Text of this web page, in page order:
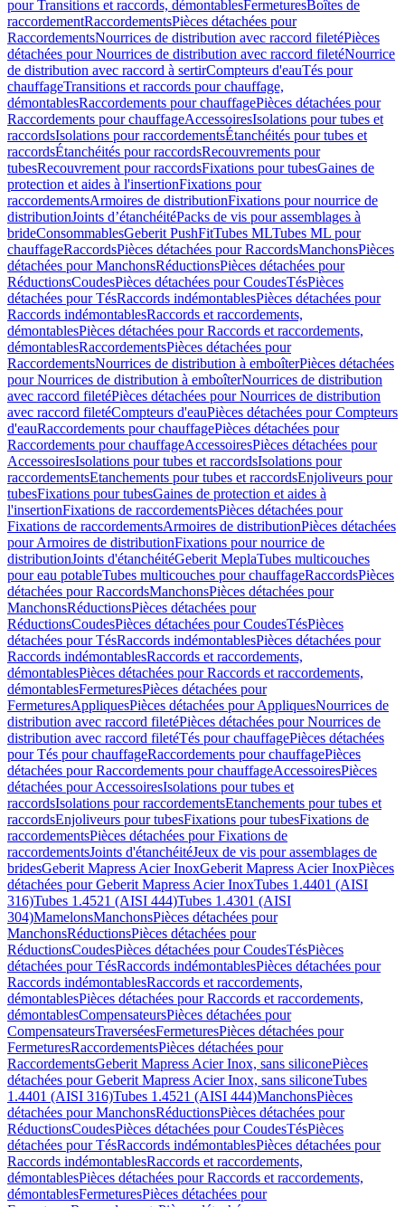
pour Transitions et raccords, démontablesFermeturesBoîtes de
raccordementRaccordementsPièces détachées pour
RaccordementsNourrices de distribution avec raccord filetéPièces
détachées pour Nourrices de distribution avec raccord filetéNourrice
de distribution avec raccord à sertirCompteurs d'eauTés pour
chauffageTransitions et raccords pour chauffage,
démontablesRaccordements pour chauffagePièces détachées pour
Raccordements pour chauffageAccessoiresIsolations pour tubes et
raccordsIsolations pour raccordementsÉtanchéités pour tubes et
raccordsÉtanchéités pour raccordsRecouvrements pour
tubesRecouvrement pour raccordsFixations pour tubesGaines de
protection et aides à l'insertionFixations pour
raccordementsArmoires de distributionFixations pour nourrice de
distributionJoints d’étanchéitéPacks de vis pour assemblages à
brideConsommablesGeberit PushFitTubes MLTubes ML pour
chauffageRaccordsPièces détachées pour RaccordsManchonsPièces
détachées pour ManchonsRéductionsPièces détachées pour
RéductionsCoudesPièces détachées pour CoudesTésPièces
détachées pour TésRaccords indémontablesPièces détachées pour
Raccords indémontablesRaccords et raccordements,
démontablesPièces détachées pour Raccords et raccordements,
démontablesRaccordementsPièces détachées pour
RaccordementsNourrices de distribution à emboîterPièces détachées
pour Nourrices de distribution à emboîterNourrices de distribution
avec raccord filetéPièces détachées pour Nourrices de distribution
avec raccord filetéCompteurs d'eauPièces détachées pour Compteurs
d'eauRaccordements pour chauffagePièces détachées pour
Raccordements pour chauffageAccessoiresPièces détachées pour
AccessoiresIsolations pour tubes et raccordsIsolations pour
raccordementsEtanchements pour tubes et raccordsEnjoliveurs pour
tubesFixations pour tubesGaines de protection et aides à
l'insertionFixations de raccordementsPièces détachées pour
Fixations de raccordementsArmoires de distributionPièces détachées
pour Armoires de distributionFixations pour nourrice de
distributionJoints d'étanchéitéGeberit MeplaTubes multicouches
pour eau potableTubes multicouches pour chauffageRaccordsPièces
détachées pour RaccordsManchonsPièces détachées pour
ManchonsRéductionsPièces détachées pour
RéductionsCoudesPièces détachées pour CoudesTésPièces
détachées pour TésRaccords indémontablesPièces détachées pour
Raccords indémontablesRaccords et raccordements,
démontablesPièces détachées pour Raccords et raccordements,
démontablesFermeturesPièces détachées pour
FermeturesAppliquesPièces détachées pour AppliquesNourrices de
distribution avec raccord filetéPièces détachées pour Nourrices de
distribution avec raccord filetéTés pour chauffagePièces détachées
pour Tés pour chauffageRaccordements pour chauffagePièces
détachées pour Raccordements pour chauffageAccessoiresPièces
détachées pour AccessoiresIsolations pour tubes et
raccordsIsolations pour raccordementsEtanchements pour tubes et
raccordsEnjoliveurs pour tubesFixations pour tubesFixations de
raccordementsPièces détachées pour Fixations de
raccordementsJoints d'étanchéitéJeux de vis pour assemblages de
bridesGeberit Mapress Acier InoxGeberit Mapress Acier InoxPièces
détachées pour Geberit Mapress Acier InoxTubes 1.4401 (AISI
316)Tubes 1.4521 (AISI 444)Tubes 1.4301 (AISI
304)MamelonsManchonsPièces détachées pour
ManchonsRéductionsPièces détachées pour
RéductionsCoudesPièces détachées pour CoudesTésPièces
détachées pour TésRaccords indémontablesPièces détachées pour
Raccords indémontablesRaccords et raccordements,
démontablesPièces détachées pour Raccords et raccordements,
démontablesCompensateursPièces détachées pour
CompensateursTraverséesFermeturesPièces détachées pour
FermeturesRaccordementsPièces détachées pour
RaccordementsGeberit Mapress Acier Inox, sans siliconePièces
détachées pour Geberit Mapress Acier Inox, sans siliconeTubes
1.4401 (AISI 316)Tubes 1.4521 (AISI 444)ManchonsPièces
détachées pour ManchonsRéductionsPièces détachées pour
RéductionsCoudesPièces détachées pour CoudesTésPièces
détachées pour TésRaccords indémontablesPièces détachées pour
Raccords indémontablesRaccords et raccordements,
démontablesPièces détachées pour Raccords et raccordements,
démontablesFermeturesPièces détachées pour